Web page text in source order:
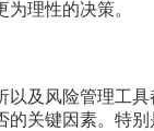
理性的决策。
及风险管理工具
的关键因素。特